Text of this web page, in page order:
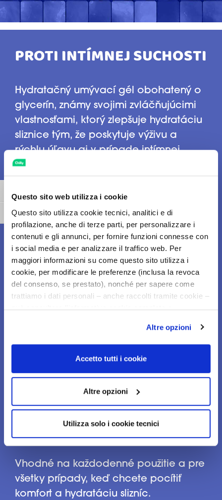
Questo sito web utilizza i cookie
Questo sito utilizza cookie tecnici, analitici e di
profilazione, anche di terze parti, per personalizzare i
contenuti e gli annunci, per fornire funzioni connesse con
i social media e per analizzare il traffico web. Per
maggiori informazioni su come questo sito utilizza i
cookie, per modificare le preferenze (inclusa la revoca
del consenso, se prestato), nonché per sapere come
trattiamo i dati personali – anche raccolti tramite cookie –
può consultare l’informativa cookie completa e
qualora clicchi su “Utilizza solo i cookie necessari”, non
sarà installato alcun cookie o altro strumento di
tracciamento diverso da quelli tecnici. Cliccando su
all’installazione di tutti i cookie utilizzati dal sito.
Cliccando su "Altre opzioni", potrà scegliere, in modo più
granulare, quali cookie autorizzare.
Altre opzioni
Accetto tutti i cookie
Altre opzioni
Utilizza solo i cookie tecnici
Toggle High Contrast
Toggle Font size
PROTI INTÍMNEJ SUCHOSTI
Hydratačný umývací gél obohatený o
glycerín, známy svojimi zvláčňujúcimi
vlastnosťami, ktorý zlepšuje hydratáciu
sliznice tým, že poskytuje výživu a
rýchlu úľavu aj v prípade intímnej
suchosti.
PROTI ZÁPACHU
Vylepšený o molekulu proti zápachu,
ktorá neutralizuje tvorbu nepríjemného
zápachu a znižuje jeho tvorbu vďaka
antibakteriálnemu pôsobeniu.
pH
normálnu fyziológiu slizníc vonkajších
pohlavných orgánov a okolitých
oblastí pokožky.
PRÍLEŽITOSTI POUŽITIA
Vhodné na každodenné použitie a pre
všetky prípady, keď chcete pocítiť
komfort a hydratáciu slizníc.